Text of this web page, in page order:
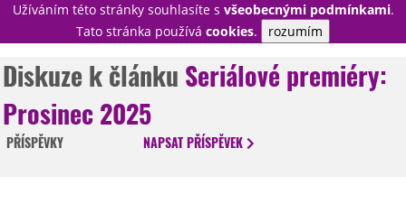
Užíváním této stránky souhlasíte s všeobecnými podmínkami.
Tato stránka používá cookies. rozumím
PŘIHLÁSIT
NOVINKY
TÉMATA
Diskuze k článku Seriálové premiéry:
Prosinec 2025
PŘÍSPĚVKY NAPSATPŘÍSPĚVEK